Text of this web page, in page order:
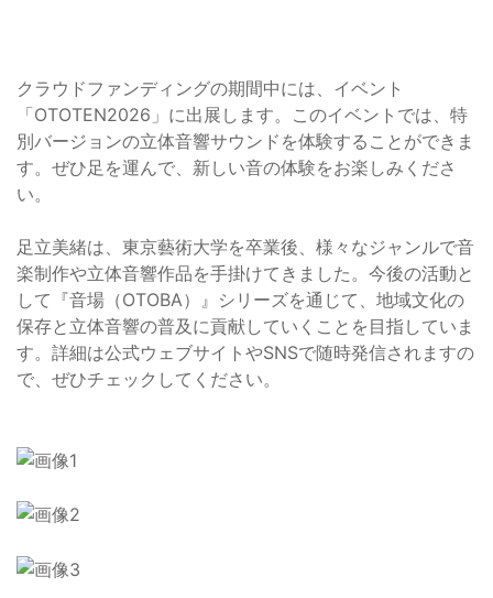
クラウドファンディングの期間中には、イベント
「OTOTEN2026」に出展します。このイベントでは、特
別バージョンの立体音響サウンドを体験することができま
す。ぜひ足を運んで、新しい音の体験をお楽しみくださ
い。
足立美緒は、東京藝術大学を卒業後、様々なジャンルで音
楽制作や立体音響作品を手掛けてきました。今後の活動と
して『音場（OTOBA）』シリーズを通じて、地域文化の
保存と立体音響の普及に貢献していくことを目指していま
す。詳細は公式ウェブサイトやSNSで随時発信されますの
で、ぜひチェックしてください。